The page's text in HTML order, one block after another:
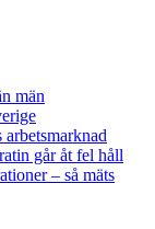
män
går åt fel håll
– så mäts